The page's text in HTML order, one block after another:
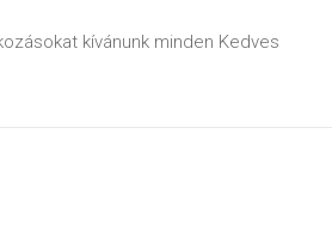
kívánunk minden Kedves